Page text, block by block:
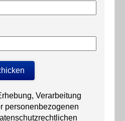
Verarbeitung
personenbezogenen